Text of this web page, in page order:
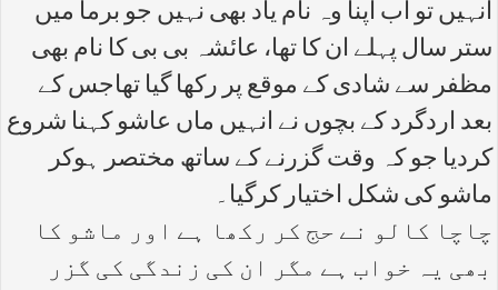
انہیں تو اب اپنا وہ نام یاد بھی نہیں جو برما میں
ستر سال پہلے ان کا تھا، عائشہ بی بی کا نام بھی
مظفر سے شادی کے موقع پر رکھا گیا تھاجس کے
بعد اردگرد کے بچوں نے انہیں ماں عاشو کہنا شروع
کردیا جو کہ وقت گزرنے کے ساتھ مختصر ہوکر
ماشو کی شکل اختیار کرگیا۔
چاچا کالو نے حج کر رکھا ہے اور ماشو کا
بھی یہ خواب ہے مگر ان کی زندگی کی گزر